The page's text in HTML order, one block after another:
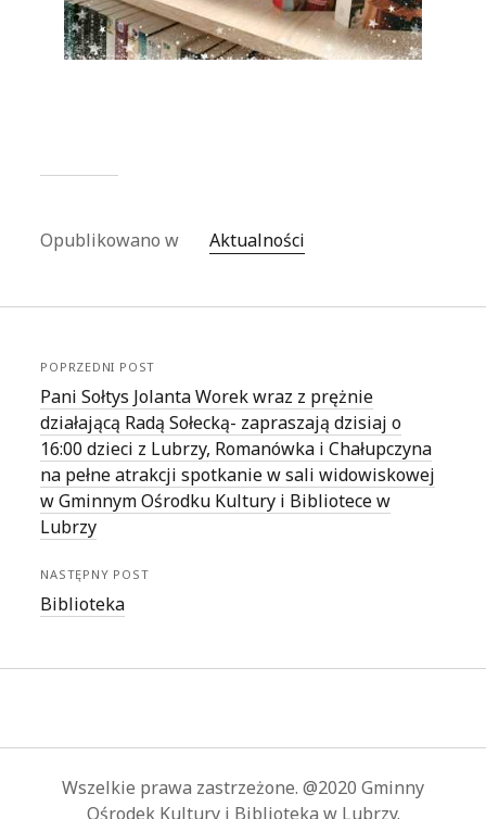
Opublikowano w Aktualności
POPRZEDNI POST
Pani Sołtys Jolanta Worek wraz z prężnie
działającą Radą Sołecką- zapraszają dzisiaj o
16:00 dzieci z Lubrzy, Romanówka i Chałupczyna
na pełne atrakcji spotkanie w sali widowiskowej
w Gminnym Ośrodku Kultury i Bibliotece w
Lubrzy
NASTĘPNY POST
Biblioteka
Wszelkie prawa zastrzeżone. @2020 Gminny
Ośrodek Kultury i Biblioteka w Lubrzy.